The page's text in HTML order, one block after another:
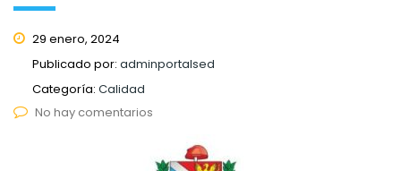
29 enero, 2024
Publicado por: adminportalsed
Categoría: Calidad
No hay comentarios